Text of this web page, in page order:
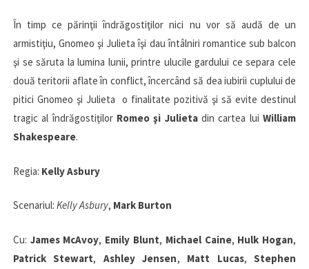
În timp ce părinţii îndrăgostiţilor nici nu vor să audă de un
armistiţiu, Gnomeo şi Julieta îşi dau întâlniri romantice sub balcon
şi se săruta la lumina lunii, printre ulucile gardului ce separa cele
două teritorii aflate în conflict, încercând să dea iubirii cuplului de
pitici Gnomeo şi Julieta o finalitate pozitivă şi să evite destinul
tragic al îndrăgostiţilor Romeo şi Julietadin cartea luiWilliam
Shakespeare.
Regia: Kelly Asbury
Scenariul: Kelly Asbury, Mark Burton
Cu: James McAvoy, Emily Blunt, Michael Caine, Hulk Hogan,
Patrick Stewart, Ashley Jensen, Matt Lucas,Stephen